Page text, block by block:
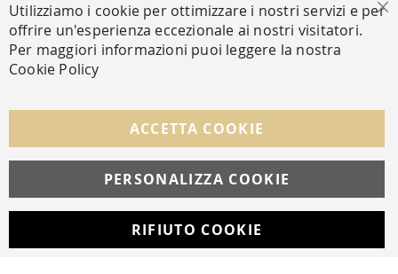
Facebook Instagram Whatsapp
© Copyright MAV Arreda s.r.l. | P.IVA IT05919160969
Via Galileo Galilei, 14 | Milano
Utilizziamo i cookie per ottimizzare i nostri servizi e per
offrire un'esperienza eccezionale ai nostri visitatori.
Per maggiori informazioni puoi leggere la nostra
Cookie Policy
ACCETTA COOKIE
PERSONALIZZA COOKIE
RIFIUTO COOKIE